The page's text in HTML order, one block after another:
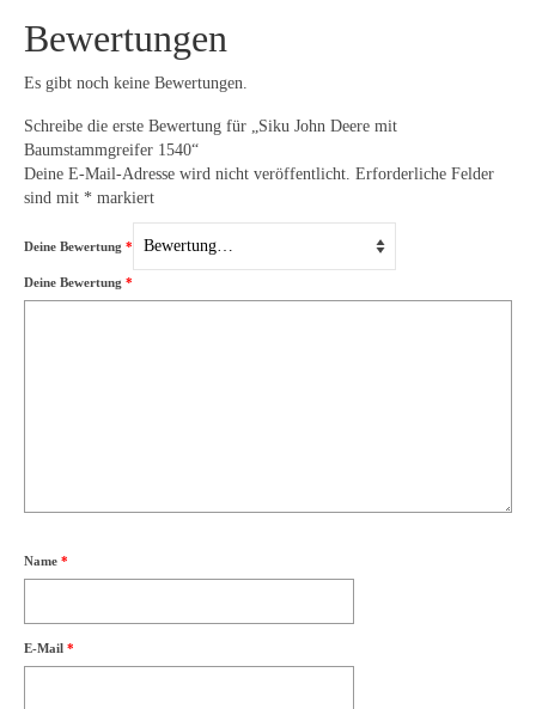
Bewertungen
Es gibt noch keine Bewertungen.
Schreibe die erste Bewertung für „Siku John Deere mit
Baumstammgreifer 1540“
Deine E-Mail-Adresse wird nicht veröffentlicht. Erforderliche Felder
sind mit * markiert
Deine Bewertung *
Deine Bewertung *
Name *
E-Mail *